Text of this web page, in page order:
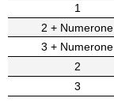
1
2 + Numerone
3 + Numerone
2
3